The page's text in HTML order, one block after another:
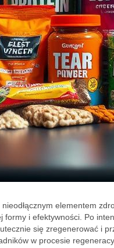
elementem
formy i efektywności. Po
się zregenerować i
w procesie